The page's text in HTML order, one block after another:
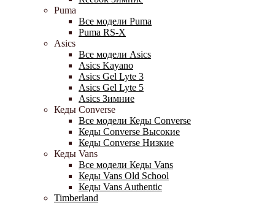
Puma
Все модели Puma
Puma RS-X
Asics
Все модели Asics
Asics Kayano
Asics Gel Lyte 3
Asics Gel Lyte 5
Asics Зимние
Кеды Converse
Все модели Кеды Converse
Кеды Converse Высокие
Кеды Converse Низкие
Кеды Vans
Все модели Кеды Vans
Кеды Vans Old School
Кеды Vans Authentic
Timberland